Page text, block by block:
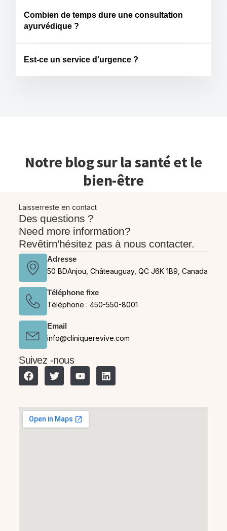
Combien de temps dure une consultation
ayurvédique ?
Est-ce un service d'urgence ?
Notre blog sur la santé et le
bien-être
Laisserreste en contact
Des questions ?
Need more information?
Revêtirn'hésitez pas à nous contacter.
Adresse
50 BDAnjou, Châteauguay, QC J6K 1B9, Canada
Téléphone fixe
Téléphone : 450-550-8001
Email
info@cliniquerevive.com
Suivez -nous